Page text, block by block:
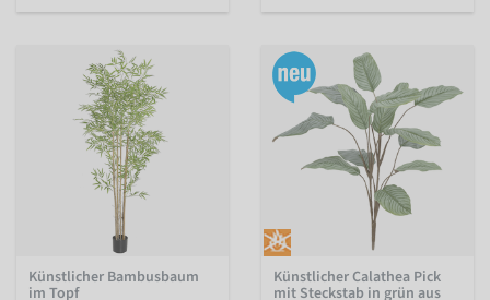
Künstlicher Bambusbaum
im Topf
Künstlicher Calathea Pick
mit Steckstab in grün aus